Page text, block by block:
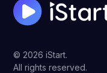
© 2026 iStart.
All rights reserved.